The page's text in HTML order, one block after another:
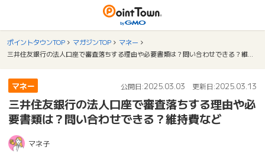
ポイントタウンTOP マガジンTOP
マネー
マネー 公開日:2025.03.03 更新日:2025.03.13
三井住友銀行の法人口座で審査落ちする理由や必
要書類は？問い合わせできる？維持費など
マネ子